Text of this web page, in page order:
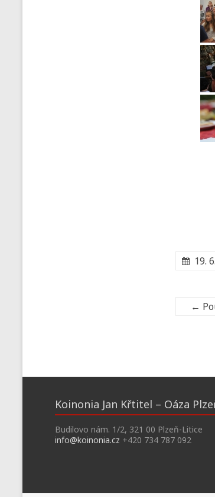
19.
←
Koinonia Jan Křtitel – Oáza
Budilovo nám. 1/2, 321 00 Plzeň-Litice
info@koinonia.cz +420 734 787 092